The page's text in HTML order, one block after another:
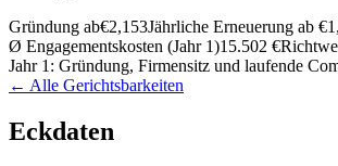
Gründung ab€2,153Jährliche Erneuerung ab
Ø Engagementskosten (Jahr 1)15.502 €
Jahr 1: Gründung, Firmensitz und laufende
← Alle Gerichtsbarkeiten
Eckdaten